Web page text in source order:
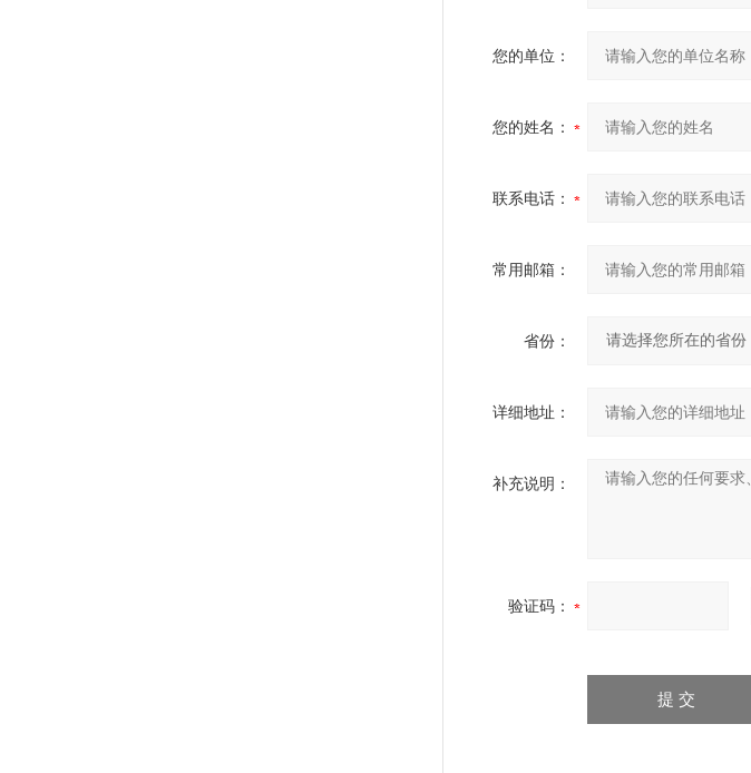
您的单位：
您的姓名：
联系电话：
常用邮箱：
省份：
详细地址：
补充说明：
验证码：